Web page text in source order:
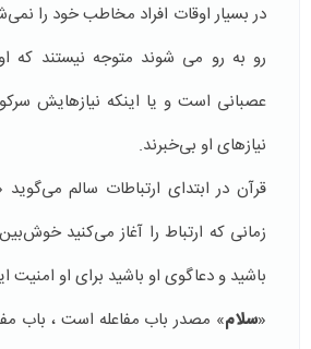
در بسیار اوقات افراد مخاطب خود را
رو به رو می شوند متوجه نیستند که او
عصبانی است و یا اینکه نیازهایش
نیاز‌های او بی‌خبرند.
قرآن در ابتدای ارتباطات سالم می‌گوید
زمانی که ارتباط را آغاز می‌کنید
باشید و دعاگوی او باشید برای او امنیت
«سلام